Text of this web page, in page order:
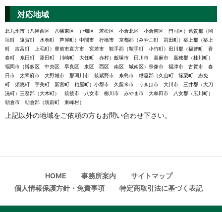
対応地域
北九州市（八幡西区 八幡東区 戸畑区 若松区 小倉北区 小倉南区 門司区）遠賀郡（岡
垣町 遠賀町 水巻町 芦屋町）中間市 行橋市 京都郡（みやこ町 苅田町）築上郡（築上
町 吉富町 上毛町）豊前市直方市 宮若市 鞍手郡（鞍手町 小竹町）田川郡（福智町 香
春町 糸田町 添田町 川崎町 大任町 赤村）飯塚市 田川市 嘉麻市 嘉穂郡（桂川町）
福岡市（博多区 中央区 早良区 東区 西区 南区 城南区）宗像市 福津市 古賀市 春
日市 太宰府市 大野城市 那珂川市 筑紫野市 糸島市 糟屋郡（久山町 篠栗町 志免
町 須惠町 宇美町 新宮町 粕屋町）小郡市 久留米市 うきは市 大川市 三井郡（大刀
洗町）三潴郡（大木町） 筑後市 八女市 柳川市 みやま市 大牟田市 八女郡（広川町）
朝倉市 朝倉郡（筑前町 東峰村）
上記以外の地域をご依頼の方もお問い合わせ下さい。
HOME 事務所案内
サイトマップ
個人情報保護方針・免責事項
特定商取引法に基づく表記